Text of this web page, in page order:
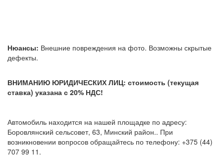
Нюансы: Внешние повреждения на фото. Возможны скрытые
дефекты.
ВНИМАНИЮ ЮРИДИЧЕСКИХ ЛИЦ: стоимость (текущая
ставка) указана с 20% НДС!
Автомобиль находится на нашей площадке по адресу:
Боровлянский сельсовет, 63, Минский район.. При
возникновении вопросов обращайтесь по телефону: +375 (44)
707 99 11.